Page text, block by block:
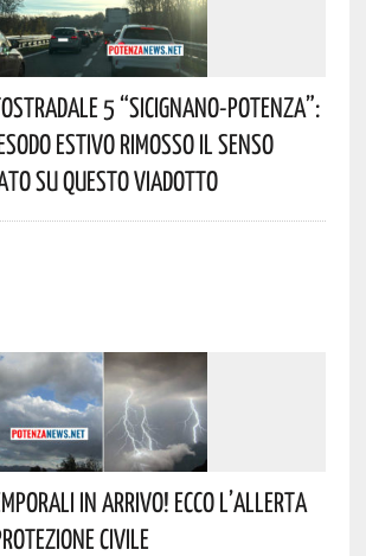
5 “Sicignano-Potenza”:
Estivo Rimosso Il Senso
Su Questo Viadotto
In Arrivo! Ecco L’allerta
Civile